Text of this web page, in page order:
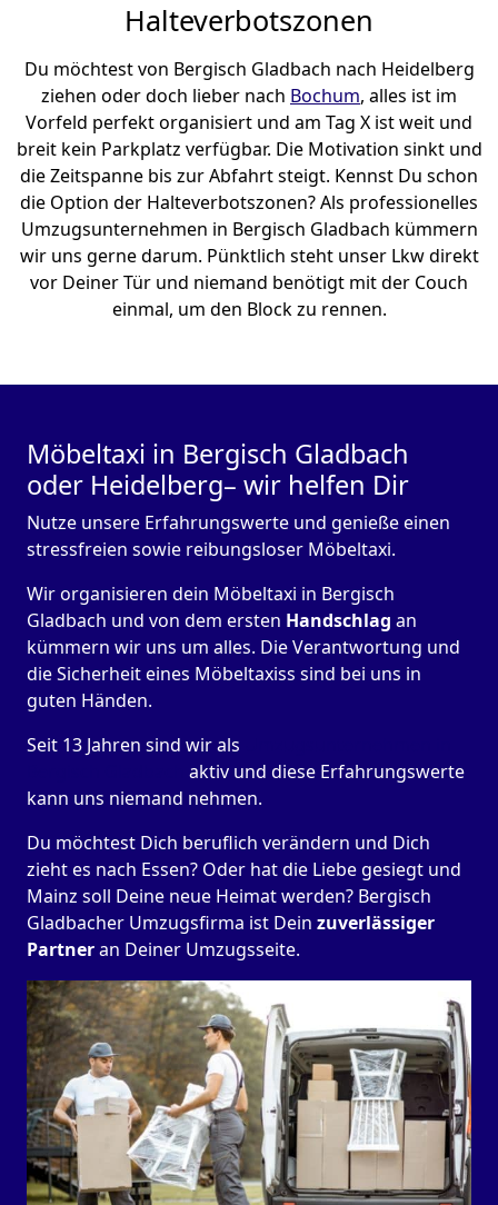
Halteverbotszonen
Du möchtest von Bergisch Gladbach nach Heidelberg
ziehen oder doch lieber nach Bochum, alles ist im
Vorfeld perfekt organisiert und am Tag X ist weit und
breit kein Parkplatz verfügbar. Die Motivation sinkt und
die Zeitspanne bis zur Abfahrt steigt. Kennst Du schon
die Option der Halteverbotszonen? Als professionelles
Umzugsunternehmen in Bergisch Gladbach kümmern
wir uns gerne darum. Pünktlich steht unser Lkw direkt
vor Deiner Tür und niemand benötigt mit der Couch
einmal, um den Block zu rennen.
Möbeltaxi in Bergisch Gladbach
oder Heidelberg– wir helfen Dir
Nutze unsere Erfahrungswerte und genieße einen
stressfreien sowie reibungsloser Möbeltaxi.
Wir organisieren dein Möbeltaxi in Bergisch
Gladbach und von dem ersten Handschlag an
kümmern wir uns um alles. Die Verantwortung und
die Sicherheit eines Möbeltaxiss sind bei uns in
guten Händen.
Seit 13 Jahren sind wir als
aktiv und diese Erfahrungswerte
kann uns niemand nehmen.
Du möchtest Dich beruflich verändern und Dich
zieht es nach Essen? Oder hat die Liebe gesiegt und
Mainz soll Deine neue Heimat werden? Bergisch
Gladbacher Umzugsfirma ist Dein zuverlässiger
Partneran Deiner Umzugsseite.